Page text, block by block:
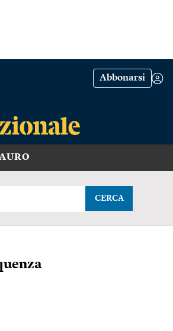
Abbonarsi
CERCA